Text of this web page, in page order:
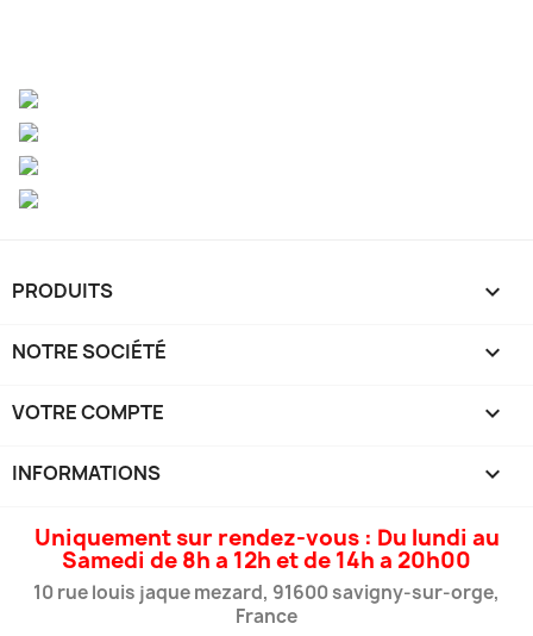
PRODUITS 
NOTRE SOCIÉTÉ 
VOTRE COMPTE 
INFORMATIONS keyboard_arrow_down
Uniquement sur rendez-vous : Du lundi au
Samedi de 8h a 12h et de 14h a 20h00
10 rue louis jaque mezard, 91600 savigny-sur-orge,
France